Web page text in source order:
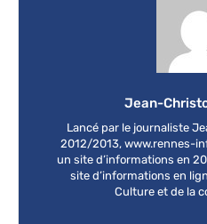
Jean-
Lancé par le journaliste
2012/2013, www.rennes-
un site d’informations en
site d’informations en
Culture et de la